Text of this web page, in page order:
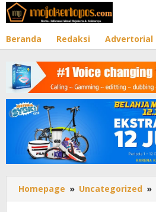
Lewati
ke
Beranda Redaksi Advertorial
Homepage » Uncategorized »